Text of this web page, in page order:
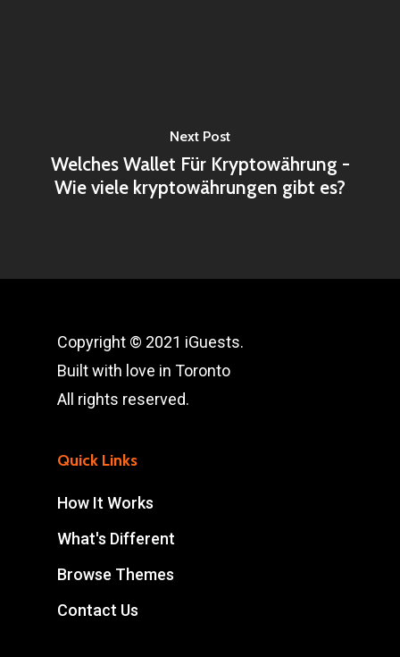
Next Post
Welches Wallet Für Kryptowährung -
Wie viele kryptowährungen gibt es?
Copyright © 2021 iGuests.
Built with love in Toronto
All rights reserved.
Quick Links
How It Works
What's Different
Browse Themes
Contact Us